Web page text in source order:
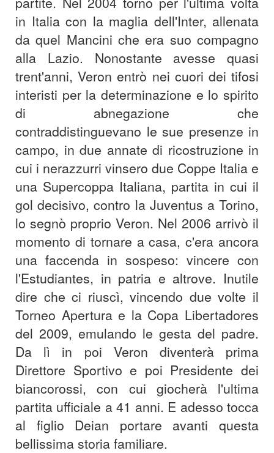
in Italia con la maglia dell'Inter, allenata
da quel Mancini che era suo compagno
alla Lazio. Nonostante avesse quasi
trent'anni, Veron entrò nei cuori dei tifosi
interisti per la determinazione e lo spirito
di abnegazione che
contraddistinguevano le sue presenze in
campo, in due annate di ricostruzione in
cui i nerazzurri vinsero due Coppe Italia e
una Supercoppa Italiana, partita in cui il
gol decisivo, contro la Juventus a Torino,
lo segnò proprio Veron. Nel 2006 arrivò il
momento di tornare a casa, c'era ancora
una faccenda in sospeso: vincere con
l'Estudiantes, in patria e altrove. Inutile
dire che ci riuscì, vincendo due volte il
Torneo Apertura e la Copa Libertadores
del 2009, emulando le gesta del padre.
Da lì in poi Veron diventerà prima
Direttore Sportivo e poi Presidente dei
biancorossi, con cui giocherà l'ultima
partita ufficiale a 41 anni. E adesso tocca
al figlio Deian portare avanti questa
bellissima storia familiare.